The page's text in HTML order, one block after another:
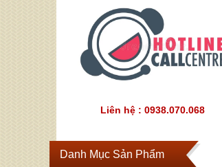
Liên hệ : 0938.070.068
Danh Mục Sản Phẩm